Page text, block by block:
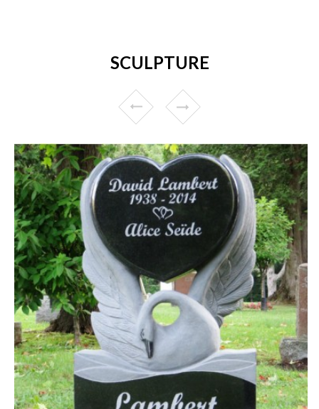
SCULPTURE